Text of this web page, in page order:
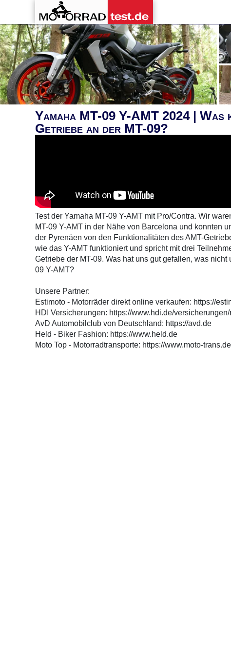
Yamaha MT-09 Y-AMT 2024 | Was
Getriebe an der MT-09?
Test der Yamaha MT-09 Y-AMT mit Pro/Contra. Wir
MT-09 Y-AMT in der Nähe von Barcelona und konnten
der Pyrenäen von den Funktionalitäten des AMT-
wie das Y-AMT funktioniert und spricht mit drei
Getriebe der MT-09. Was hat uns gut gefallen, was
09 Y-AMT?
Unsere Partner:
Estimoto - Motorräder direkt online verkaufen: https://
HDI Versicherungen: https://www.hdi.de/
AvD Automobilclub von Deutschland: https://avd.de
Held - Biker Fashion: https://www.held.de
Moto Top - Motorradtransporte: https://www.moto-trans.de